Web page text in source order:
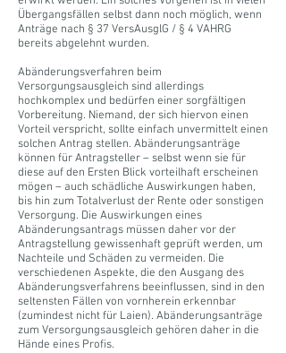
Übergangsfällen selbst dann noch möglich, wenn
Anträge nach § 37 VersAusglG / § 4 VAHRG
bereits abgelehnt wurden.
Abänderungsverfahren beim
Versorgungsausgleich sind allerdings
hochkomplex und bedürfen einer sorgfältigen
Vorbereitung. Niemand, der sich hiervon einen
Vorteil verspricht, sollte einfach unvermittelt einen
solchen Antrag stellen. Abänderungsanträge
können für Antragsteller – selbst wenn sie für
diese auf den Ersten Blick vorteilhaft erscheinen
mögen – auch schädliche Auswirkungen haben,
bis hin zum Totalverlust der Rente oder sonstigen
Versorgung. Die Auswirkungen eines
Abänderungsantrags müssen daher vor der
Antragstellung gewissenhaft geprüft werden, um
Nachteile und Schäden zu vermeiden. Die
verschiedenen Aspekte, die den Ausgang des
Abänderungsverfahrens beeinflussen, sind in den
seltensten Fällen von vornherein erkennbar
(zumindest nicht für Laien). Abänderungsanträge
zum Versorgungsausgleich gehören daher in die
Hände eines Profis.